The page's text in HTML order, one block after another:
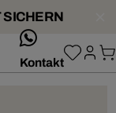
SICHERN
Kontakt